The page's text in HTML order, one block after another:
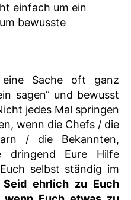
einfach um ein
bewusste
Sache oft ganz
sagen“ und bewusst
jedes Mal springen
wenn die Chefs / die
/ die Bekannten,
dringend Eure Hilfe
selbst ständig im
Seid ehrlich zu Euch